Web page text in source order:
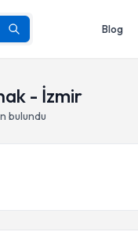
Blog
- İzmir
bulundu